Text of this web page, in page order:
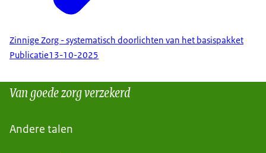
Zinnige Zorg - systematisch doorlichten van het basispakket
Publicatie13-10-2025
Van goede zorg verzekerd
Andere talen